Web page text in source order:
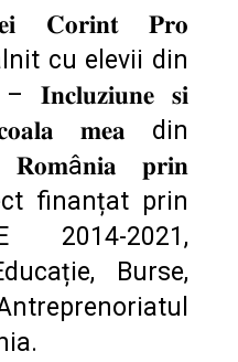
𝐂𝐨𝐫𝐢𝐧𝐭 𝐏𝐫𝐨
cu elevii din
𝐬𝐢
𝐦𝐞𝐚 din
𝐩𝐫𝐢𝐧
finanțat prin
2014-2021,
Burse,